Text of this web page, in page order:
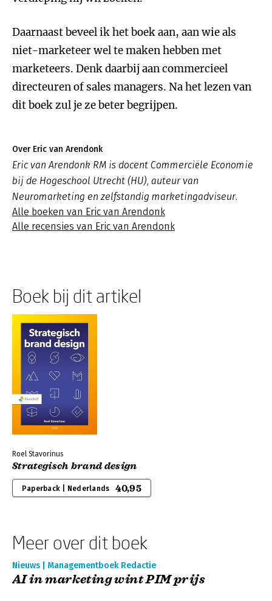
Daarnaast beveel ik het boek aan, aan wie als
niet-marketeer wel te maken hebben met
marketeers. Denk daarbij aan commercieel
directeuren of sales managers. Na het lezen van
dit boek zul je ze beter begrijpen.
Over Eric van Arendonk
Eric van Arendonk RM is docent Commerciële Economie
bij de Hogeschool Utrecht (HU), auteur van
Neuromarketing en zelfstandig marketingadviseur.
Alle boeken van Eric van Arendonk
Alle recensies van Eric van Arendonk
Boek bij dit artikel
Roel Stavorinus
Strategisch brand design
Paperback | Nederlands 40,95
Meer over dit boek
Nieuws | Managementboek Redactie
AI in marketing wint PIM prijs